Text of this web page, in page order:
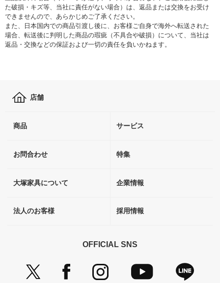
た破損・キズ等、当社に責任がない場合）は、返品または交換をお受け
できませんので、あらかじめご了承ください。
また、日本国内での商品引渡し後に、お客様ご自身で海外へ転送された
場合、転送後に判明した商品の瑕疵（不具合や破損）について、当社は
返品・交換などの保証および一切の責任を負いかねます。
店舗
商品 サービス
お問合わせ 特集
大塚家具について 企業情報
法人のお客様 採用情報
OFFICIAL SNS